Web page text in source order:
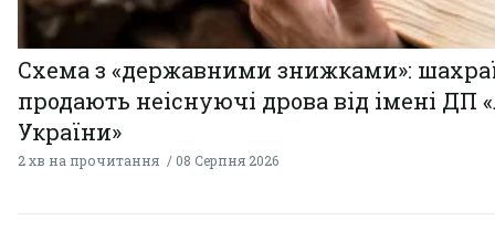
Схема з «державними знижками»:
продають неіснуючі дрова від імені ДП
України»
2 хв на прочитання 08 Серпня 2026